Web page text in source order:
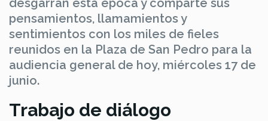
pensamientos, llamamientos y
sentimientos con los miles de fieles
reunidos en la Plaza de San Pedro para la
audiencia general de hoy, miércoles 17 de
junio.
Trabajo de diálogo